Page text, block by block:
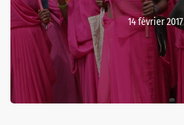
14 février 2017